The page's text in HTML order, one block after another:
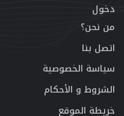
دخول
من نحن؟
اتصل بنا
سياسة الخصوصية
الشروط و الأحكام
خريطة الموقع